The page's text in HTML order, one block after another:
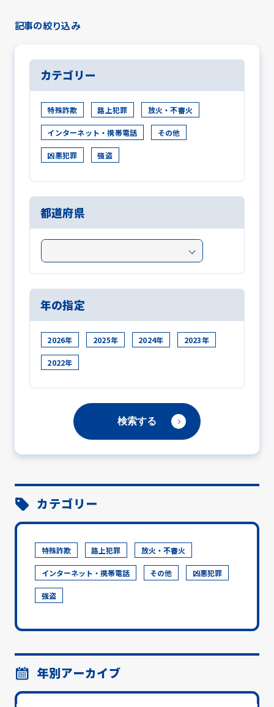
記事の絞り込み
カテゴリー
特殊詐欺 路上犯罪 放火・不審火
インターネット・携帯電話 その他
凶悪犯罪 強盗
都道府県
年の指定
2026年 2025年 2024年 2023年
2022年
カテゴリー
特殊詐欺 路上犯罪 放火・不審火
インターネット・携帯電話 その他 凶悪犯罪
強盗
年別アーカイブ